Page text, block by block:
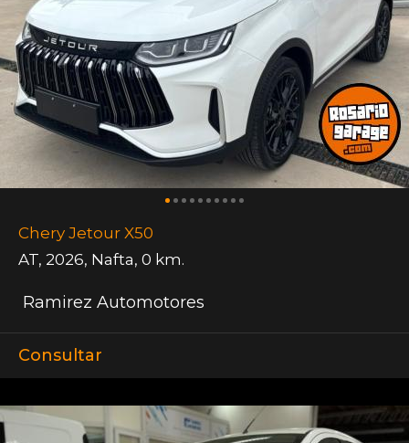
Chery Jetour X50
AT, 2026, Nafta, 0 km.
Ramirez Automotores
Consultar